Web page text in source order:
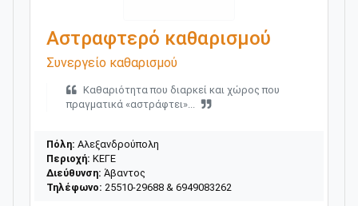
Αστραφτερό καθαρισμού
Συνεργείο καθαρισμού
Καθαριότητα που διαρκεί και χώρος που
πραγματικά «αστράφτει»...
Πόλη: Αλεξανδρούπολη
Περιοχή: ΚΕΓΕ
Διεύθυνση: Άβαντος
Τηλέφωνο: 25510-29688 & 6949083262